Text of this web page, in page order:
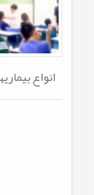
انواع